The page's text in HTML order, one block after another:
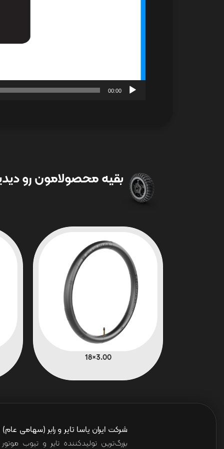
00:00
بقیه محصولامون رو
3.00×18
شرکت ایران یاسا تایر و رابر (سهامی عام)
بزرگ‌ترین تولیدکننده تایر و تیوب